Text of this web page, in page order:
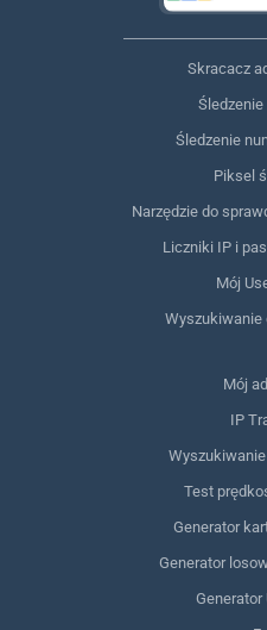
Skracacz
Śledzenie
Piksel
Narzędzie do
Liczniki IP i
Mój
Wyszukiwanie
Mój
IP
Test
Generator
Generator
Generator